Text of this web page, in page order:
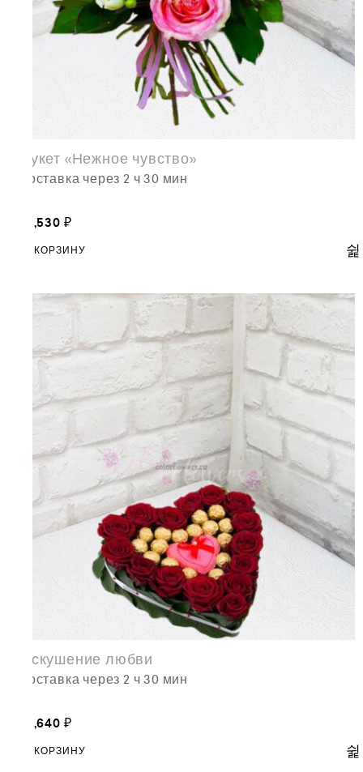
Букет «Нежное чувство»
доставка через 2 ч 30 мин
19,530 ₽
В КОРЗИНУ
Искушение любви
доставка через 2 ч 30 мин
13,640 ₽
В КОРЗИНУ